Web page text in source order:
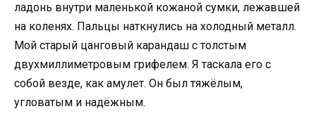
ладонь внутри маленькой кожаной сумки, лежавшей
на коленях. Пальцы наткнулись на холодный металл.
Мой старый цанговый карандаш с толстым
двухмиллиметровым грифелем. Я таскала его с
собой везде, как амулет. Он был тяжёлым,
угловатым и надёжным.